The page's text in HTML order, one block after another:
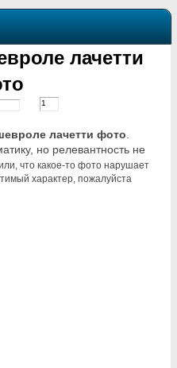
лачетти
лачетти фото
но релевантность не
что какое-то фото нарушает
характер, пожалуйста